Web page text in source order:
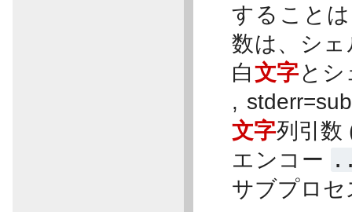
すること
数は、シ
白文字と
,
文字列引数
エンコー
サブプロ